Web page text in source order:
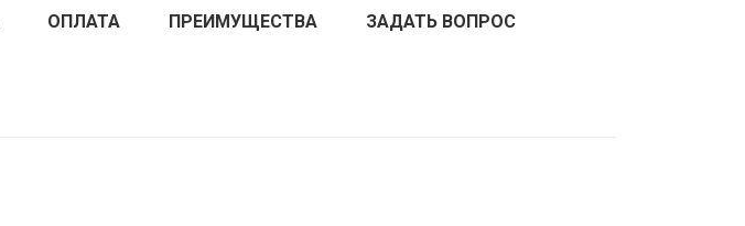
ОПЛАТА ПРЕИМУЩЕСТВА ЗАДАТЬ ВОПРОС